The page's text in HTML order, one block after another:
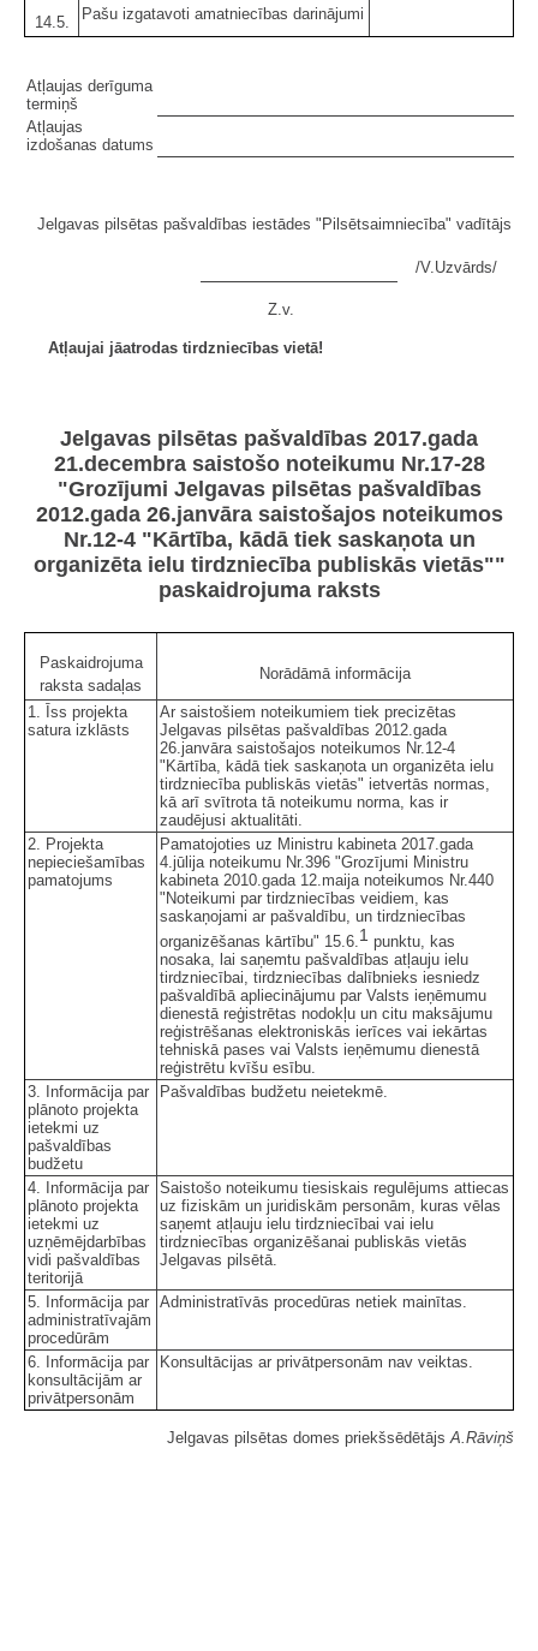
14.5. Pašu izgatavoti amatniecības darinājumi
Atļaujas derīguma
termiņš
Atļaujas
izdošanas datums
Jelgavas pilsētas pašvaldības iestādes "Pilsētsaimniecība" vadītājs
/V.Uzvārds/
Z.v.
Atļaujai jāatrodas tirdzniecības vietā!
Jelgavas pilsētas pašvaldības 2017.gada
21.decembra saistošo noteikumu Nr.17-28
"Grozījumi Jelgavas pilsētas pašvaldības
2012.gada 26.janvāra saistošajos noteikumos
Nr.12-4 "Kārtība, kādā tiek saskaņota un
organizēta ielu tirdzniecība publiskās vietās""
paskaidrojuma raksts
Paskaidrojuma
raksta sadaļas
Norādāmā informācija
1. Īss projekta
satura izklāsts
Ar saistošiem noteikumiem tiek precizētas
Jelgavas pilsētas pašvaldības 2012.gada
26.janvāra saistošajos noteikumos Nr.12-4
"Kārtība, kādā tiek saskaņota un organizēta ielu
tirdzniecība publiskās vietās" ietvertās normas,
kā arī svītrota tā noteikumu norma, kas ir
zaudējusi aktualitāti.
2. Projekta
nepieciešamības
pamatojums
Pamatojoties uz Ministru kabineta 2017.gada
4.jūlija noteikumu Nr.396 "Grozījumi Ministru
kabineta 2010.gada 12.maija noteikumos Nr.440
"Noteikumi par tirdzniecības veidiem, kas
saskaņojami ar pašvaldību, un tirdzniecības
organizēšanas kārtību" 15.6. 1 punktu, kas
nosaka, lai saņemtu pašvaldības atļauju ielu
tirdzniecībai, tirdzniecības dalībnieks iesniedz
pašvaldībā apliecinājumu par Valsts ieņēmumu
dienestā reģistrētas nodokļu un citu maksājumu
reģistrēšanas elektroniskās ierīces vai iekārtas
tehniskā pases vai Valsts ieņēmumu dienestā
reģistrētu kvīšu esību.
3. Informācija par
plānoto projekta
ietekmi uz
pašvaldības
budžetu
Pašvaldības budžetu neietekmē.
4. Informācija par
plānoto projekta
ietekmi uz
uzņēmējdarbības
vidi pašvaldības
teritorijā
Saistošo noteikumu tiesiskais regulējums attiecas
uz fiziskām un juridiskām personām, kuras vēlas
saņemt atļauju ielu tirdzniecībai vai ielu
tirdzniecības organizēšanai publiskās vietās
Jelgavas pilsētā.
5. Informācija par
administratīvajām
procedūrām
Administratīvās procedūras netiek mainītas.
6. Informācija par
konsultācijām ar
privātpersonām
Konsultācijas ar privātpersonām nav veiktas.
Jelgavas pilsētas domes priekšsēdētājs A.Rāviņš